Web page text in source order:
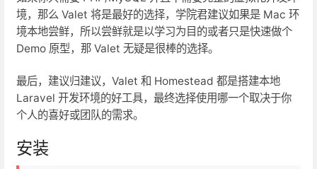
境，那么 Valet 将是最好的选择，学院君建议如果是 Mac 环
境本地尝鲜，所以尝鲜就是以学习为目的或者只是快速做个
Demo 原型，那 Valet 无疑是很棒的选择。
最后，建议归建议，Valet 和 Homestead 都是搭建本地
Laravel 开发环境的好工具，最终选择使用哪一个取决于你
个人的喜好或团队的需求。
安装